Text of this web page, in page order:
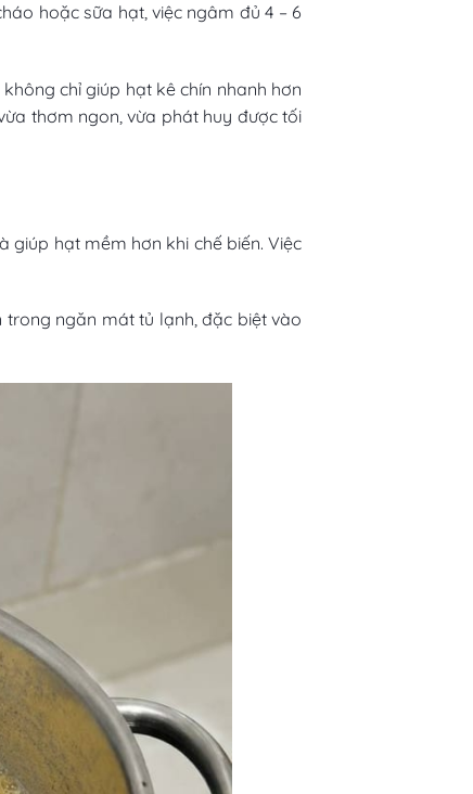
hoặc sữa hạt, việc ngâm đủ 4 – 6
chỉ giúp hạt kê chín nhanh hơn
thơm ngon, vừa phát huy được tối
giúp hạt mềm hơn khi chế biến. Việc
ngăn mát tủ lạnh, đặc biệt vào